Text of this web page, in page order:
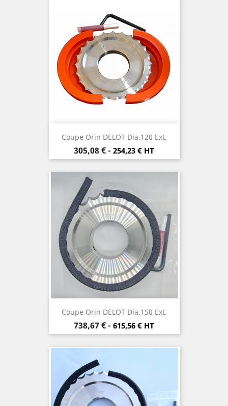
Coupe Orin DELOT Dia.120 Ext.
Prix
305,08 €- 254,23 € HT
Coupe Orin DELOT Dia.150 Ext.
Prix
738,67 €- 615,56 € HT